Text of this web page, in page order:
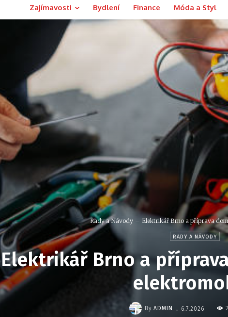
Zajímavosti Bydlení Finance Móda a Styl
Rady a Návody Elektrikář Brno a příprava
RADY A NÁVODY
Elektrikář Brno a
By ADMIN - 6.7.2026